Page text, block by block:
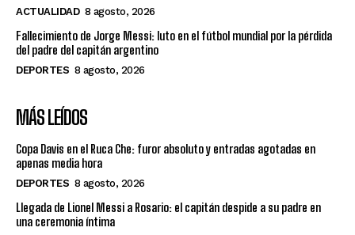
ACTUALIDAD 8 agosto, 2026
Fallecimiento de Jorge Messi: luto en el fútbol mundial por la pérdida
del padre del capitán argentino
DEPORTES 8 agosto, 2026
MÁS LEÍDOS
Copa Davis en el Ruca Che: furor absoluto y entradas agotadas en
apenas media hora
DEPORTES 8 agosto, 2026
Llegada de Lionel Messi a Rosario: el capitán despide a su padre en
una ceremonia íntima